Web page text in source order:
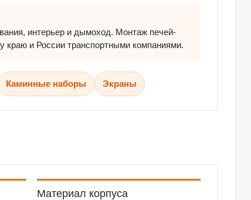
интерьер и дымоход. Монтаж печей-
и России транспортными компаниями.
Каминные наборы Экраны
Материал корпуса